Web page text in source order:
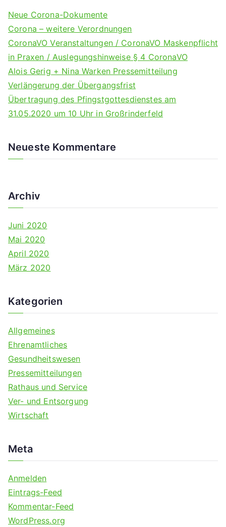
Neue Corona-Dokumente
Corona – weitere Verordnungen
CoronaVO Veranstaltungen / CoronaVO Maskenpflicht
in Praxen / Auslegungshinweise § 4 CoronaVO
Alois Gerig + Nina Warken Pressemitteilung
Verlängerung der Übergangsfrist
Übertragung des Pfingstgottesdienstes am
31.05.2020 um 10 Uhr in Großrinderfeld
Neueste Kommentare
Archiv
Juni 2020
Mai 2020
April 2020
März 2020
Kategorien
Allgemeines
Ehrenamtliches
Gesundheitswesen
Pressemitteilungen
Rathaus und Service
Ver- und Entsorgung
Wirtschaft
Meta
Anmelden
Eintrags-Feed
Kommentar-Feed
WordPress.org